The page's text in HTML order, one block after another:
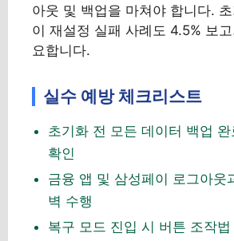
아웃 및 백업을 마쳐야 합니다.
이 재설정 실패 사례도 4.5% 보
요합니다.
실수 예방 체크리스트
초기화 전 모든 데이터 백업
확인
금융 앱 및 삼성페이 로그아웃
벽 수행
복구 모드 진입 시 버튼 조작법